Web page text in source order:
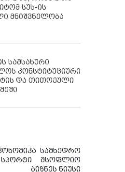
სუს-ის
მნიშვნელობა
სამსახური
კონსტიტუციური
და თითოეული
სამხედრო
სპორტი
მსოფლიო
ბიზნეს ნიუსი